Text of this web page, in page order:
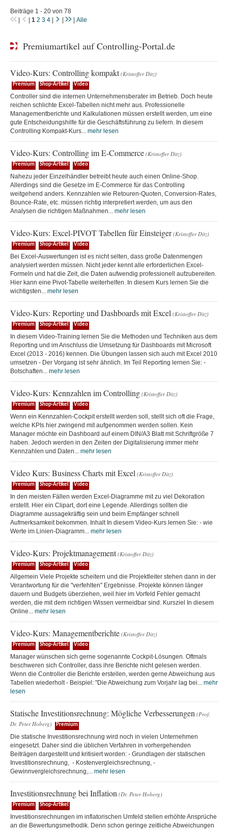
Beiträge 1 - 20 von 78
1 2 3 4 Alle
Premiumartikel auf Controlling-Portal.de
Video-Kurs: Controlling kompakt (Kristoffer Ditz)
Premium Shop-Artikel Video
Controller sind die internen Unternehmensberater im Betrieb. Doch heute
reichen schlichte Excel-Tabellen nicht mehr aus. Professionelle
Managementberichte und Kalkulationen müssen erstellt werden, um eine
gute Entscheidungshilfe für die Geschäftsführung zu liefern. In diesem
Controlling Kompakt-Kurs... mehr lesen
Video-Kurs: Controlling im E-Commerce (Kristoffer Ditz)
Premium Shop-Artikel Video
Nahezu jeder Einzelhändler betreibt heute auch einen Online-Shop.
Allerdings sind die Gesetze im E-Commerce für das Controlling
weitgehend anders. Kennzahlen wie Retouren-Quoten, Conversion-Rates,
Bounce-Rate, etc. müssen richtig interpretiert werden, um aus den
Analysen die richtigen Maßnahmen... mehr lesen
Video-Kurs: Excel-PIVOT Tabellen für Einsteiger (Kristoffer Ditz)
Premium Shop-Artikel Video
Bei Excel-Auswertungen ist es nicht selten, dass große Datenmengen
analysiert werden müssen. Nicht jeder kennt alle erforderlichen Excel-
Formeln und hat die Zeit, die Daten aufwendig professionell aufzubereiten.
Hier kann eine Pivot-Tabelle weiterhelfen. In diesem Kurs lernen Sie die
wichtigsten... mehr lesen
Video-Kurs: Reporting und Dashboards mit Excel (Kristoffer Ditz)
Premium Shop-Artikel Video
In diesem Video-Training lernen Sie die Methoden und Techniken aus dem
Reporting und im Anschluss die Umsetzung für Dashboards mit Microsoft
Excel (2013 - 2016) kennen. Die Übungen lassen sich auch mit Excel 2010
umsetzen - Der Vorgang ist sehr ähnlich. Im Teil Reporting lernen Sie: -
Botschaften... mehr lesen
Video-Kurs: Kennzahlen im Controlling (Kristoffer Ditz)
Premium Shop-Artikel Video
Wenn ein Kennzahlen-Cockpit erstellt werden soll, stellt sich oft die Frage,
welche KPIs hier zwingend mit aufgenommen werden sollen. Kein
Manager möchte ein Dashboard auf einem DIN/A3 Blatt mit Schriftgröße 7
haben. Jedoch werden in den Zeiten der Digitalisierung immer mehr
Kennzahlen und Daten... mehr lesen
Video Kurs: Business Charts mit Excel (Kristoffer Ditz)
Premium Shop-Artikel Video
In den meisten Fällen werden Excel-Diagramme mit zu viel Dekoration
erstellt. Hier ein Clipart, dort eine Legende. Allerdings sollten die
Diagramme aussagekräftig sein und beim Empfänger schnell
Aufmerksamkeit bekommen. Inhalt In diesem Video-Kurs lernen Sie: - wie
Werte im Linien-Diagramm... mehr lesen
Video-Kurs: Projektmanagement (Kristoffer Ditz)
Premium Shop-Artikel Video
Allgemein Viele Projekte scheitern und die Projektleiter stehen dann in der
Verantwortung für die "verfehlten" Ergebnisse. Projekte können länger
dauern und Budgets überziehen, weil hier im Vorfeld Fehler gemacht
werden, die mit dem richtigen Wissen vermeidbar sind. Kursziel In diesem
Online... mehr lesen
Video-Kurs: Managementberichte (Kristoffer Ditz)
Premium Shop-Artikel Video
Manager wünschen sich gerne sogenannte Cockpit-Lösungen. Oftmals
beschweren sich Controller, dass ihre Berichte nicht gelesen werden.
Wenn die Controller die Berichte erstellen, werden gerne Abweichung aus
Tabellen wiederholt - Beispiel: "Die Abweichung zum Vorjahr lag bei... mehr
lesen
Statische Investitionsrechnung: Mögliche Verbesserungen (Prof.
Dr. Peter Hoberg)
Premium
Die statische Investitionsrechnung wird noch in vielen Unternehmen
eingesetzt. Daher sind die üblichen Verfahren in vorhergehenden
Beiträgen dargestellt und kritisiert worden: - Grundlagen der statischen
Investitionsrechnung, - Kostenvergleichsrechnung, -
Gewinnvergleichsrechnung,... mehr lesen
Investitionsrechnung bei Inflation (Dr. Peter Hoberg)
Premium Shop-Artikel
Investitionsrechnungen im inflatorischen Umfeld stellen erhöhte Ansprüche
an die Bewertungsmethodik. Denn schon geringe zeitliche Abweichungen